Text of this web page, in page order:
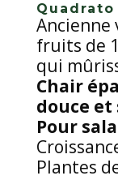
Quadrato
Ancienne
fruits de
qui
Chair
douce et
Pour
Plantes